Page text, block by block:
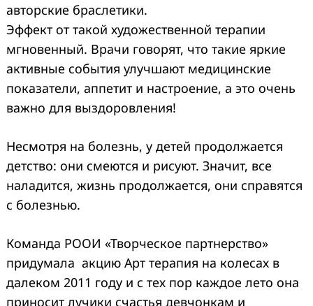
авторские браслетики.
Эффект от такой художественной терапии
мгновенный. Врачи говорят, что такие яркие
активные события улучшают медицинские
показатели, аппетит и настроение, а это очень
важно для выздоровления!
Несмотря на болезнь, у детей продолжается
детство: они смеются и рисуют. Значит, все
наладится, жизнь продолжается, они справятся
с болезнью.
Команда РООИ «Творческое партнерство»
придумала акцию Арт терапия на колесах в
далеком 2011 году и с тех пор каждое лето она
приносит лучики счастья девчонкам и